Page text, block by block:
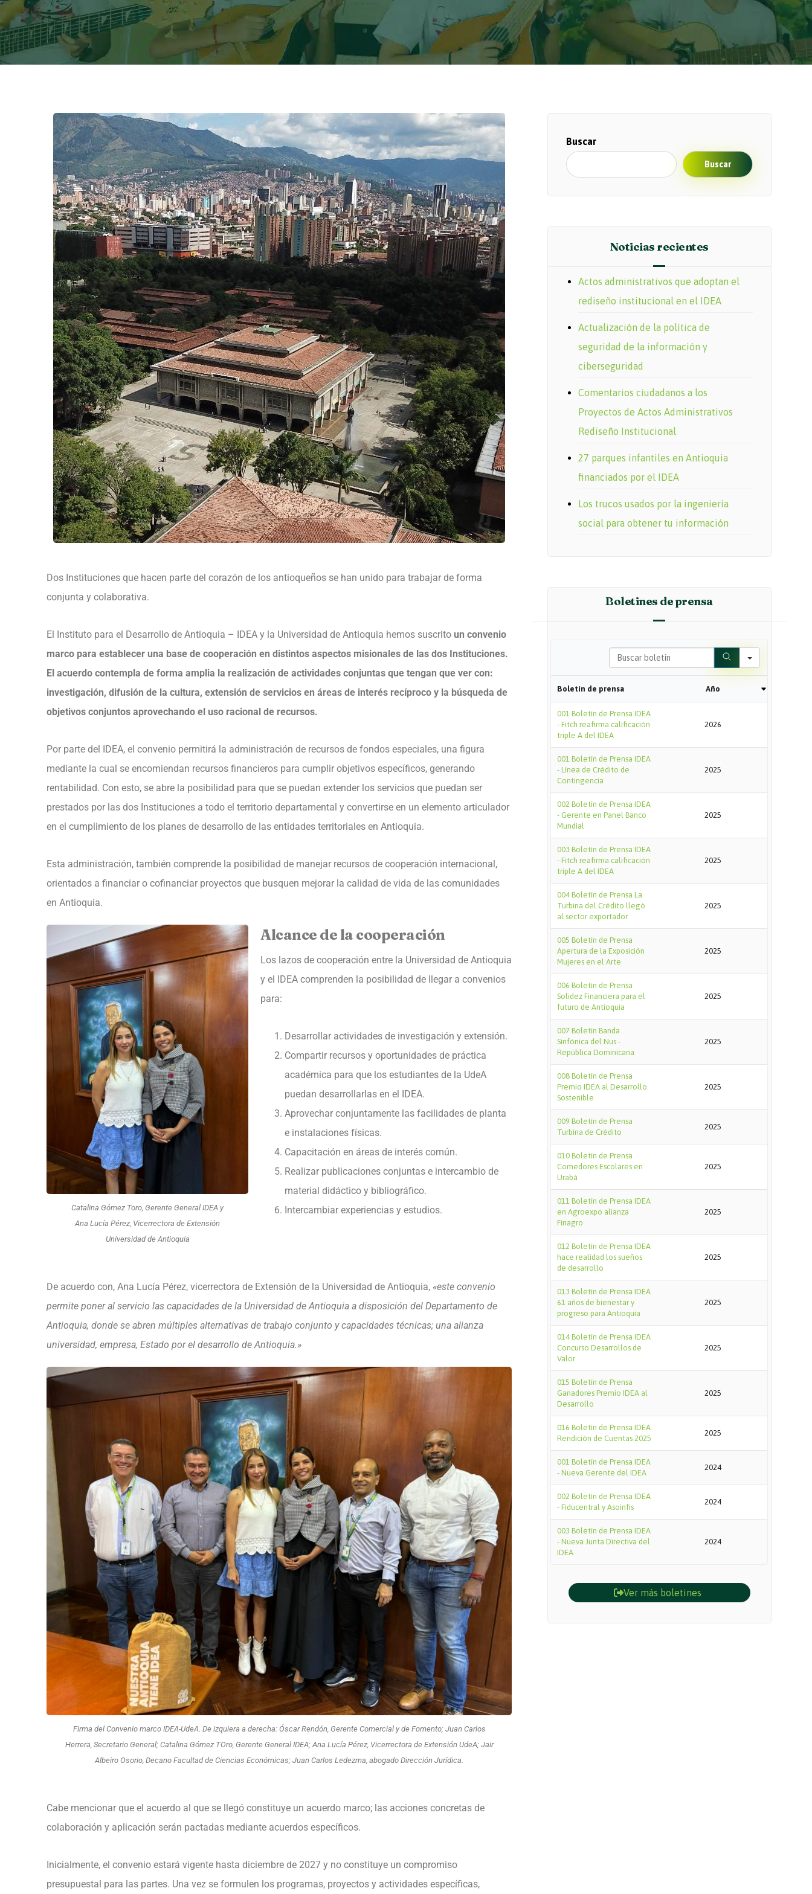
Dos Instituciones que hacen parte del corazón de los antioqueños se han unido para trabajar de forma
conjunta y colaborativa.
El Instituto para el Desarrollo de Antioquia – IDEA y la Universidad de Antioquia hemos suscrito un convenio
marco para establecer una base de cooperación en distintos aspectos misionales de las dos Instituciones.
El acuerdo contempla de forma amplia la realización de actividades conjuntas que tengan que ver con:
investigación, difusión de la cultura, extensión de servicios en áreas de interés recíproco y la búsqueda de
objetivos conjuntos aprovechando el uso racional de recursos.
Por parte del IDEA, el convenio permitirá la administración de recursos de fondos especiales, una figura
mediante la cual se encomiendan recursos financieros para cumplir objetivos específicos, generando
rentabilidad. Con esto, se abre la posibilidad para que se puedan extender los servicios que puedan ser
prestados por las dos Instituciones a todo el territorio departamental y convertirse en un elemento articulador
en el cumplimiento de los planes de desarrollo de las entidades territoriales en Antioquia.
Esta administración, también comprende la posibilidad de manejar recursos de cooperación internacional,
orientados a financiar o cofinanciar proyectos que busquen mejorar la calidad de vida de las comunidades
en Antioquia.
Catalina Gómez Toro, Gerente General IDEA y
Ana Lucía Pérez, Vicerrectora de Extensión
Universidad de Antioquia
Alcance de la cooperación
Los lazos de cooperación entre la Universidad de Antioquia
y el IDEA comprenden la posibilidad de llegar a convenios
para:
Desarrollar actividades de investigación y extensión.
Compartir recursos y oportunidades de práctica
académica para que los estudiantes de la UdeA
puedan desarrollarlas en el IDEA.
Aprovechar conjuntamente las facilidades de planta
e instalaciones físicas.
Capacitación en áreas de interés común.
Realizar publicaciones conjuntas e intercambio de
material didáctico y bibliográfico.
Intercambiar experiencias y estudios.
De acuerdo con, Ana Lucía Pérez, vicerrectora de Extensión de la Universidad de Antioquia, «este convenio
permite poner al servicio las capacidades de la Universidad de Antioquia a disposición del Departamento de
Antioquia, donde se abren múltiples alternativas de trabajo conjunto y capacidades técnicas; una alianza
universidad, empresa, Estado por el desarrollo de Antioquia.»
Firma del Convenio marco IDEA-UdeA. De izquiera a derecha: Óscar Rendón, Gerente Comercial y de Fomento; Juan Carlos
Herrera, Secretario General; Catalina Gómez TOro, Gerente General IDEA; Ana Lucía Pérez, Vicerrectora de Extensión UdeA; Jair
Albeiro Osorio, Decano Facultad de Ciencias Económicas; Juan Carlos Ledezma, abogado Dirección Jurídica.
Cabe mencionar que el acuerdo al que se llegó constituye un acuerdo marco; las acciones concretas de
colaboración y aplicación serán pactadas mediante acuerdos específicos.
Inicialmente, el convenio estará vigente hasta diciembre de 2027 y no constituye un compromiso
presupuestal para las partes. Una vez se formulen los programas, proyectos y actividades específicas,
Buscar
Buscar
Noticias recientes
Actos administrativos que adoptan el
rediseño institucional en el IDEA
Actualización de la política de
seguridad de la información y
ciberseguridad
Comentarios ciudadanos a los
Proyectos de Actos Administrativos
Rediseño Institucional
27 parques infantiles en Antioquia
financiados por el IDEA
Los trucos usados por la ingeniería
social para obtener tu información
Boletines de prensa
Search
Boletín de prensa Año
001 Boletín de Prensa IDEA
- Fitch reafirma calificación
triple A del IDEA
2026
001 Boletín de Prensa IDEA
- Línea de Crédito de
Contingencia
2025
002 Boletín de Prensa IDEA
- Gerente en Panel Banco
Mundial
2025
003 Boletín de Prensa IDEA
- Fitch reafirma calificación
triple A del IDEA
2025
004 Boletín de Prensa La
Turbina del Crédito llegó
al sector exportador
2025
005 Boletín de Prensa
Apertura de la Exposición
Mujeres en el Arte
2025
006 Boletín de Prensa
Solidez Financiera para el
futuro de Antioquia
2025
007 Boletín Banda
Sinfónica del Nus -
República Dominicana
2025
008 Boletín de Prensa
Premio IDEA al Desarrollo
Sostenible
2025
009 Boletín de Prensa
Turbina de Crédito
2025
010 Boletín de Prensa
Comedores Escolares en
Urabá
2025
011 Boletín de Prensa IDEA
en Agroexpo alianza
Finagro
2025
012 Boletín de Prensa IDEA
hace realidad los sueños
de desarrollo
2025
013 Boletín de Prensa IDEA
61 años de bienestar y
progreso para Antioquia
2025
014 Boletín de Prensa IDEA
Concurso Desarrollos de
Valor
2025
015 Boletín de Prensa
Ganadores Premio IDEA al
Desarrollo
2025
016 Boletín de Prensa IDEA
Rendición de Cuentas 2025
2025
001 Boletín de Prensa IDEA
- Nueva Gerente del IDEA
2024
002 Boletín de Prensa IDEA
- Fiducentral y Asoinfis
2024
003 Boletín de Prensa IDEA
- Nueva Junta Directiva del
IDEA
2024
Ver más boletines